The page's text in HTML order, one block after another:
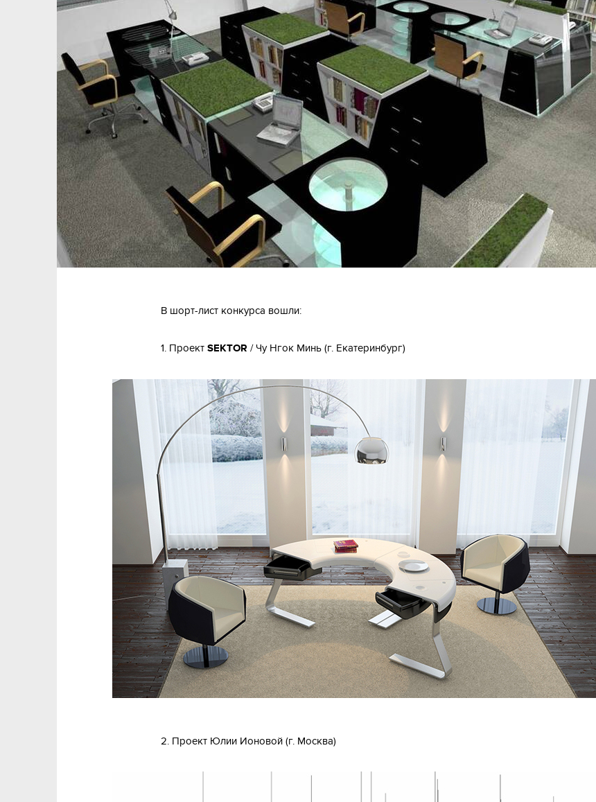
В шорт-лист конкурса вошли:
1. Проект SEKTOR / Чу Нгок Минь (г. Екатеринбург)
2. Проект Юлии Ионовой (г. Москва)